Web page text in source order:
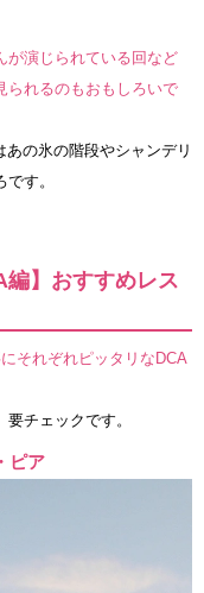
が演じられている回など
られるのもおもしろいで
の氷の階段やシャンデリ
す。
編】おすすめレス
それぞれピッタリなDCA
チェックです。
ピア